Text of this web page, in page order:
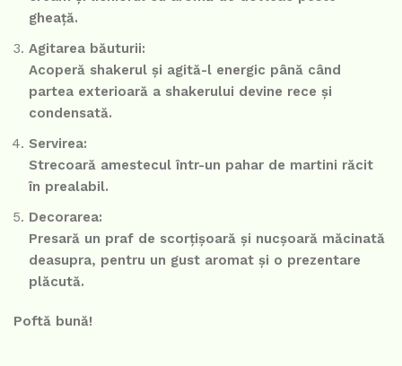
gheață.
Agitarea băuturii:
Acoperă shakerul și agită-l energic până când
partea exterioară a shakerului devine rece și
condensată.
Servirea:
Strecoară amestecul într-un pahar de martini răcit
în prealabil.
Decorarea:
Presară un praf de scorțișoară și nucșoară măcinată
deasupra, pentru un gust aromat și o prezentare
plăcută.
Poftă bună!